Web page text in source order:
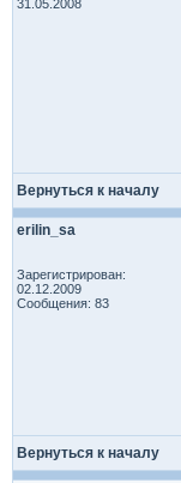
31.05.2008
Вернуться к началу
erilin_sa
Зарегистрирован:
02.12.2009
Сообщения: 83
Вернуться к началу